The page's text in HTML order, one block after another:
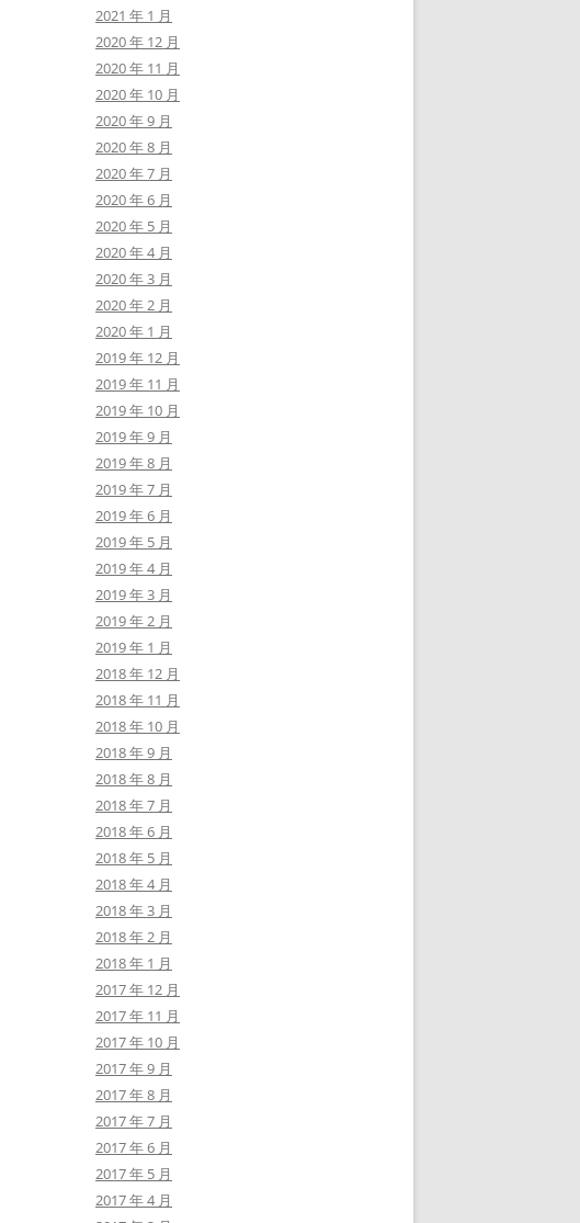
2021 年 1 月
2020 年 12 月
2020 年 11 月
2020 年 10 月
2020 年 9 月
2020 年 8 月
2020 年 7 月
2020 年 6 月
2020 年 5 月
2020 年 4 月
2020 年 3 月
2020 年 2 月
2020 年 1 月
2019 年 12 月
2019 年 11 月
2019 年 10 月
2019 年 9 月
2019 年 8 月
2019 年 7 月
2019 年 6 月
2019 年 5 月
2019 年 4 月
2019 年 3 月
2019 年 2 月
2019 年 1 月
2018 年 12 月
2018 年 11 月
2018 年 10 月
2018 年 9 月
2018 年 8 月
2018 年 7 月
2018 年 6 月
2018 年 5 月
2018 年 4 月
2018 年 3 月
2018 年 2 月
2018 年 1 月
2017 年 12 月
2017 年 11 月
2017 年 10 月
2017 年 9 月
2017 年 8 月
2017 年 7 月
2017 年 6 月
2017 年 5 月
2017 年 4 月